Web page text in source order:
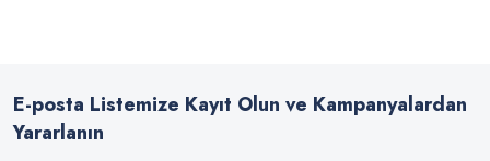
E-posta Listemize Kayıt Olun ve Kampanyalardan
Yararlanın